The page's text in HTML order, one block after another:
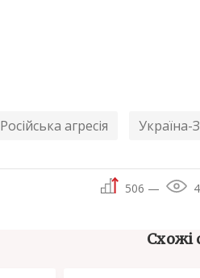
Російська агресія Україна-
506 —
Схожі